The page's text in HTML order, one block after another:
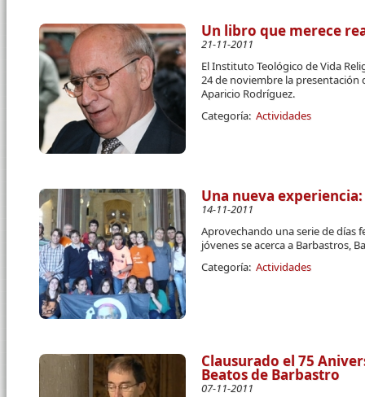
Un libro que merece
21-11-2011
El Instituto Teológico de Vida
24 de noviembre la presentación
Aparicio Rodríguez.
Categoría: Actividades
Una nueva experiencia:
14-11-2011
Aprovechando una serie de días
jóvenes se acerca a Barbastros,
Categoría: Actividades
Clausurado el 75
Beatos de Barbastro
07-11-2011